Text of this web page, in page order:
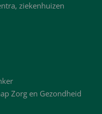
ziekenhuizen
Zorg en Gezondheid